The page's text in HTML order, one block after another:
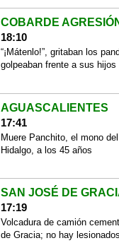
COBARDE
18:10
“¡Mátenlo!”, gritaban los
golpeaban frente a sus hijos
AGUASCALIENTES
17:41
Muere Panchito, el mono
Hidalgo, a los 45 años
SAN JOSÉ DE
17:19
Volcadura de camión
de Gracia; no hay lesionados